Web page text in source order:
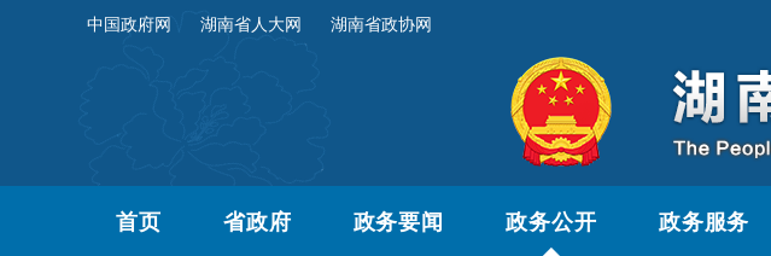
中国政府网 湖南省人大网 湖南省政协网
首页 省政府 政务要闻 政务公开 政务服务